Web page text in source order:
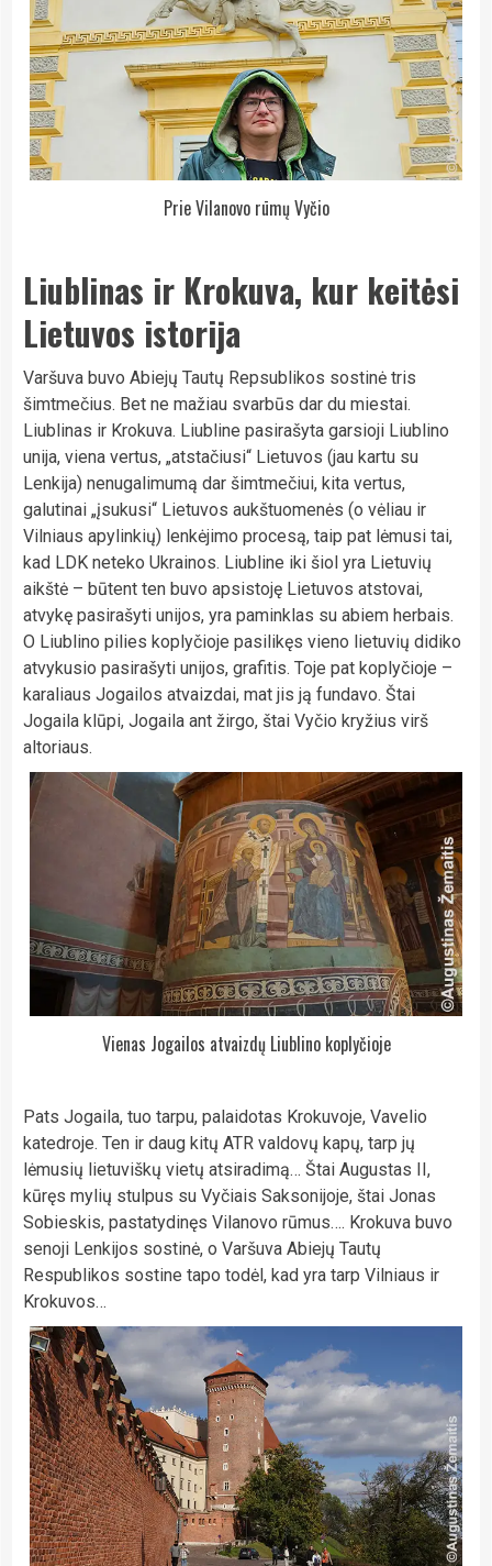
Prie Vilanovo rūmų Vyčio
Liublinas ir Krokuva, kur keitėsi
Lietuvos istorija
Varšuva buvo Abiejų Tautų Repsublikos sostinė tris
šimtmečius. Bet ne mažiau svarbūs dar du miestai.
Liublinas ir Krokuva. Liubline pasirašyta garsioji Liublino
unija, viena vertus, „atstačiusi“ Lietuvos (jau kartu su
Lenkija) nenugalimumą dar šimtmečiui, kita vertus,
galutinai „įsukusi“ Lietuvos aukštuomenės (o vėliau ir
Vilniaus apylinkių) lenkėjimo procesą, taip pat lėmusi tai,
kad LDK neteko Ukrainos. Liubline iki šiol yra Lietuvių
aikštė – būtent ten buvo apsistoję Lietuvos atstovai,
atvykę pasirašyti unijos, yra paminklas su abiem herbais.
O Liublino pilies koplyčioje pasilikęs vieno lietuvių didiko
atvykusio pasirašyti unijos, grafitis. Toje pat koplyčioje –
karaliaus Jogailos atvaizdai, mat jis ją fundavo. Štai
Jogaila klūpi, Jogaila ant žirgo, štai Vyčio kryžius virš
altoriaus.
Vienas Jogailos atvaizdų Liublino koplyčioje
Pats Jogaila, tuo tarpu, palaidotas Krokuvoje, Vavelio
katedroje. Ten ir daug kitų ATR valdovų kapų, tarp jų
lėmusių lietuviškų vietų atsiradimą… Štai Augustas II,
kūręs mylių stulpus su Vyčiais Saksonijoje, štai Jonas
Sobieskis, pastatydinęs Vilanovo rūmus…. Krokuva buvo
senoji Lenkijos sostinė, o Varšuva Abiejų Tautų
Respublikos sostine tapo todėl, kad yra tarp Vilniaus ir
Krokuvos…